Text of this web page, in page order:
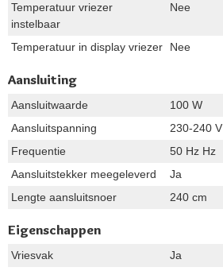
Temperatuur vriezer
instelbaar
Nee
Temperatuur in display vriezer Nee
Aansluiting
Aansluitwaarde
100 W
Aansluitspanning
230-240 V
Frequentie
50 Hz Hz
Aansluitstekker meegeleverd
Ja
Lengte aansluitsnoer
240 cm
Eigenschappen
Vriesvak
Ja